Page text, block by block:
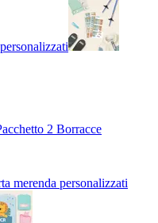
2 Borracce
merenda personalizzati